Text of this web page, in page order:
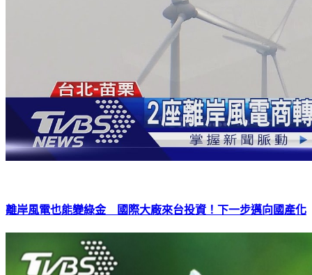
離岸風電也能變綠金 國際大廠來台投資！下一步邁向國產化